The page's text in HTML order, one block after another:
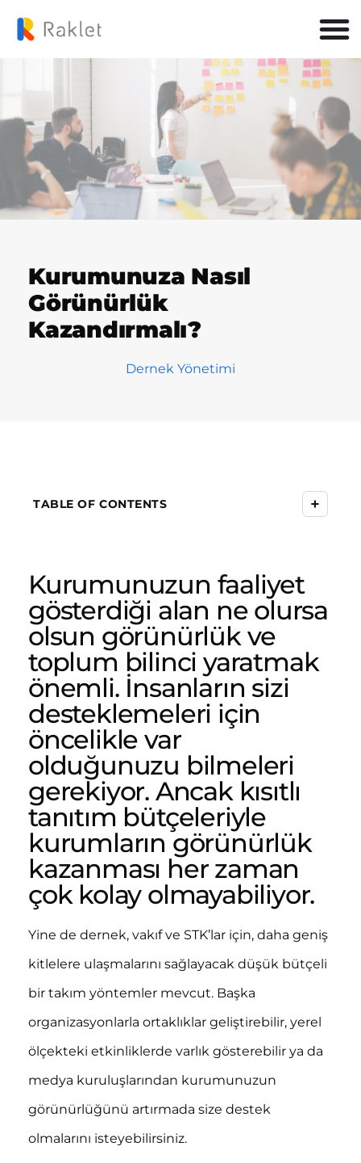
Kurumunuza Nasıl
Görünürlük
Kazandırmalı?
Dernek Yönetimi
TABLE OF CONTENTS +
Kurumunuzun faaliyet
gösterdiği alan ne olursa
olsun görünürlük ve
toplum bilinci yaratmak
önemli. İnsanların sizi
desteklemeleri için
öncelikle var
olduğunuzu bilmeleri
gerekiyor. Ancak kısıtlı
tanıtım bütçeleriyle
kurumların görünürlük
kazanması her zaman
çok kolay olmayabiliyor.
Yine de dernek, vakıf ve STK’lar için, daha geniş
kitlelere ulaşmalarını sağlayacak düşük bütçeli
bir takım yöntemler mevcut. Başka
organizasyonlarla ortaklıklar geliştirebilir, yerel
ölçekteki etkinliklerde varlık gösterebilir ya da
medya kuruluşlarından kurumunuzun
görünürlüğünü artırmada size destek
olmalarını isteyebilirsiniz.